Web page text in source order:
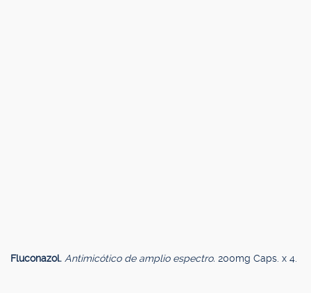
Fluconazol. Antimicótico de amplio espectro. 200mg Caps. x 4.